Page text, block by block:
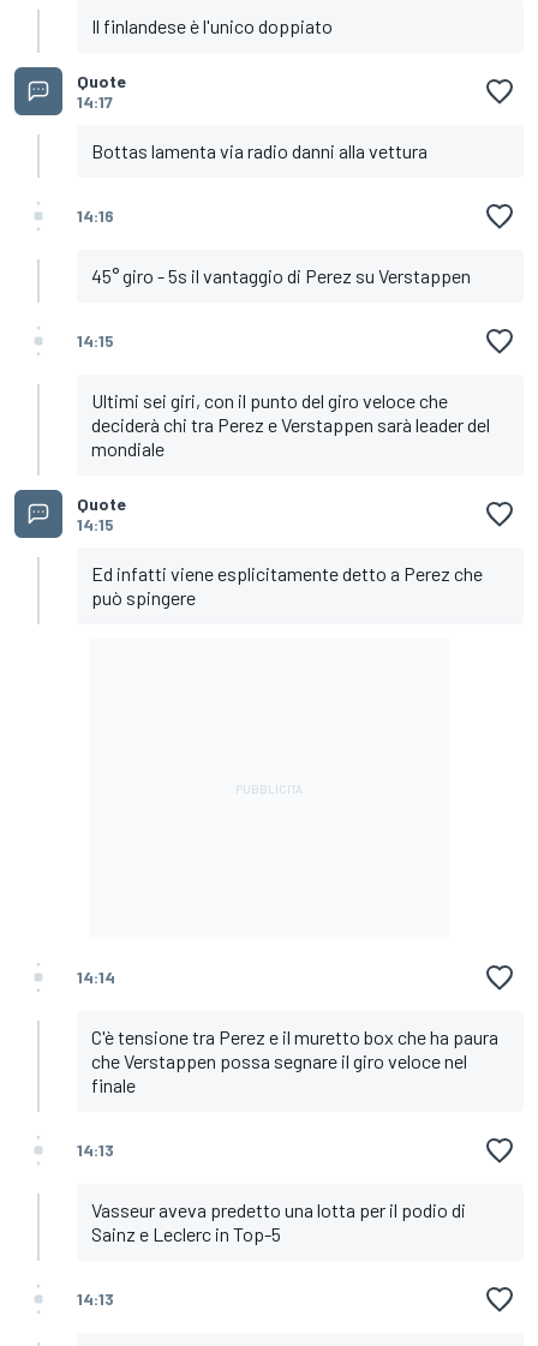
Il finlandese è l'unico doppiato
Quote
14:17
Bottas lamenta via radio danni alla vettura
14:16
45° giro - 5s il vantaggio di Perez su Verstappen
14:15
Ultimi sei giri, con il punto del giro veloce che
deciderà chi tra Perez e Verstappen sarà leader del
mondiale
Quote
14:15
Ed infatti viene esplicitamente detto a Perez che
può spingere
14:14
C'è tensione tra Perez e il muretto box che ha paura
che Verstappen possa segnare il giro veloce nel
finale
14:13
Vasseur aveva predetto una lotta per il podio di
Sainz e Leclerc in Top-5
14:13